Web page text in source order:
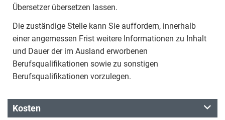
Übersetzer übersetzen lassen.
Die zuständige Stelle kann Sie auffordern, innerhalb
einer angemessen Frist weitere Informationen zu Inhalt
und Dauer der im Ausland erworbenen
Berufsqualifikationen sowie zu sonstigen
Berufsqualifikationen vorzulegen.
Kosten